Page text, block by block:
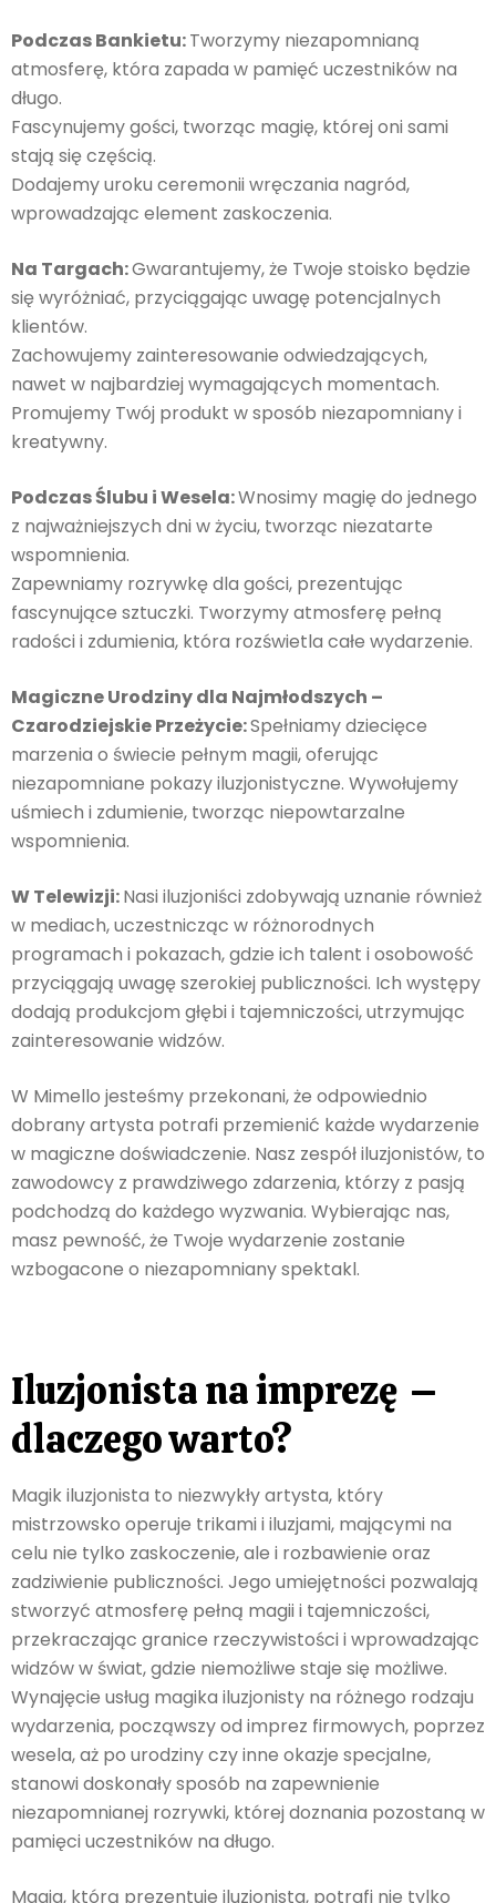
Podczas Bankietu:Tworzymy niezapomnianą
atmosferę, która zapada w pamięć uczestników na
długo.
Fascynujemy gości, tworząc magię, której oni sami
stają się częścią.
Dodajemy uroku ceremonii wręczania nagród,
wprowadzając element zaskoczenia.
Na Targach:Gwarantujemy, że Twoje stoisko będzie
się wyróżniać, przyciągając uwagę potencjalnych
klientów.
Zachowujemy zainteresowanie odwiedzających,
nawet w najbardziej wymagających momentach.
Promujemy Twój produkt w sposób niezapomniany i
kreatywny.
Podczas Ślubu i Wesela:Wnosimy magię do jednego
z najważniejszych dni w życiu, tworząc niezatarte
wspomnienia.
Zapewniamy rozrywkę dla gości, prezentując
fascynujące sztuczki. Tworzymy atmosferę pełną
radości i zdumienia, która rozświetla całe wydarzenie.
Magiczne Urodziny dla Najmłodszych –
Czarodziejskie Przeżycie:Spełniamy dziecięce
marzenia o świecie pełnym magii, oferując
niezapomniane pokazy iluzjonistyczne. Wywołujemy
uśmiech i zdumienie, tworząc niepowtarzalne
wspomnienia.
W Telewizji:Nasi iluzjoniści zdobywają uznanie również
w mediach, uczestnicząc w różnorodnych
programach i pokazach, gdzie ich talent i osobowość
przyciągają uwagę szerokiej publiczności. Ich występy
dodają produkcjom głębi i tajemniczości, utrzymując
zainteresowanie widzów.
W Mimello jesteśmy przekonani, że odpowiednio
dobrany artysta potrafi przemienić każde wydarzenie
w magiczne doświadczenie. Nasz zespół iluzjonistów, to
zawodowcy z prawdziwego zdarzenia, którzy z pasją
podchodzą do każdego wyzwania. Wybierając nas,
masz pewność, że Twoje wydarzenie zostanie
wzbogacone o niezapomniany spektakl.
Iluzjonista na imprezę –
dlaczego warto?
Magik iluzjonista to niezwykły artysta, który
mistrzowsko operuje trikami i iluzjami, mającymi na
celu nie tylko zaskoczenie, ale i rozbawienie oraz
zadziwienie publiczności. Jego umiejętności pozwalają
stworzyć atmosferę pełną magii i tajemniczości,
przekraczając granice rzeczywistości i wprowadzając
widzów w świat, gdzie niemożliwe staje się możliwe.
Wynajęcie usług magika iluzjonisty na różnego rodzaju
wydarzenia, począwszy od imprez firmowych, poprzez
wesela, aż po urodziny czy inne okazje specjalne,
stanowi doskonały sposób na zapewnienie
niezapomnianej rozrywki, której doznania pozostaną w
pamięci uczestników na długo.
Magia, którą prezentuje iluzjonista, potrafi nie tylko